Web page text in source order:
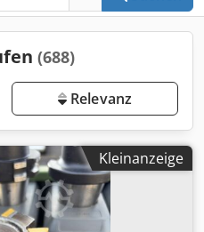
(688)
Relevanz
Kleinanzeige